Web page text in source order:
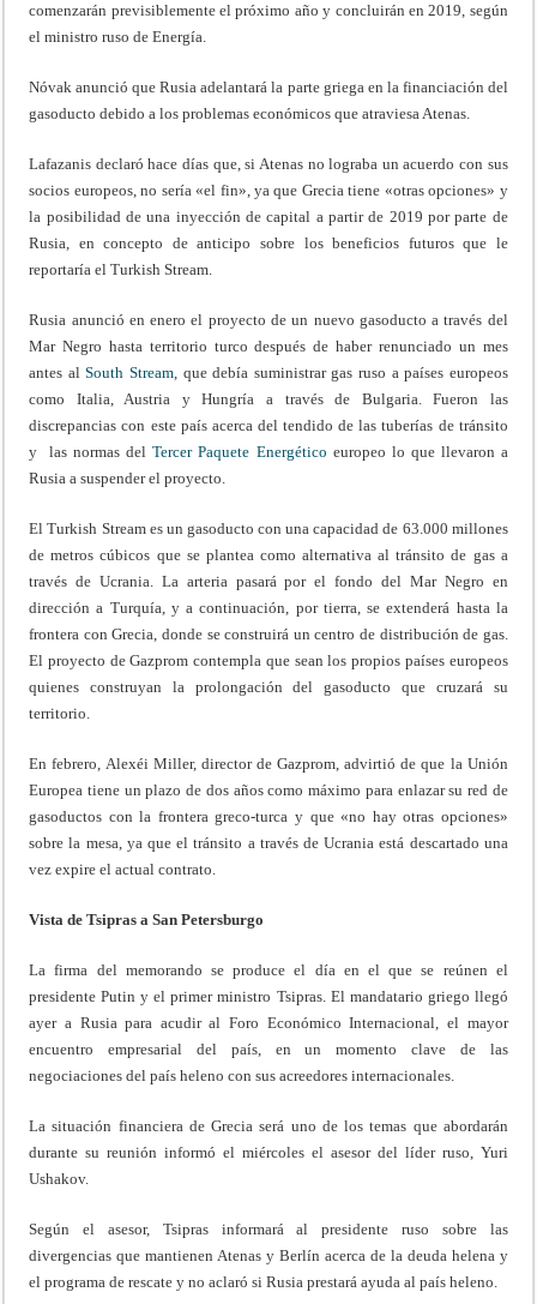
comenzarán previsiblemente el próximo año y concluirán en 2019, según
el ministro ruso de Energía.
Nóvak anunció que Rusia adelantará la parte griega en la financiación del
gasoducto debido a los problemas económicos que atraviesa Atenas.
Lafazanis declaró hace días que, si Atenas no lograba un acuerdo con sus
socios europeos, no sería «el fin», ya que Grecia tiene «otras opciones» y
la posibilidad de una inyección de capital a partir de 2019 por parte de
Rusia, en concepto de anticipo sobre los beneficios futuros que le
reportaría el Turkish Stream.
Rusia anunció en enero el proyecto de un nuevo gasoducto a través del
Mar Negro hasta territorio turco después de haber renunciado un mes
antes alSouth Stream, que debía suministrar gas ruso a países europeos
como Italia, Austria y Hungría a través de Bulgaria. Fueron las
discrepancias con este país acerca del tendido de las tuberías de tránsito
y las normas delTercer Paquete Energético europeo lo que llevaron a
Rusia a suspender el proyecto.
El Turkish Stream es un gasoducto con una capacidad de 63.000 millones
de metros cúbicos que se plantea como alternativa al tránsito de gas a
través de Ucrania. La arteria pasará por el fondo del Mar Negro en
dirección a Turquía, y a continuación, por tierra, se extenderá hasta la
frontera con Grecia, donde se construirá un centro de distribución de gas.
El proyecto de Gazprom contempla que sean los propios países europeos
quienes construyan la prolongación del gasoducto que cruzará su
territorio.
En febrero, Alexéi Miller, director de Gazprom, advirtió de que la Unión
Europea tiene un plazo de dos años como máximo para enlazar su red de
gasoductos con la frontera greco-turca y que «no hay otras opciones»
sobre la mesa, ya que el tránsito a través de Ucrania está descartado una
vez expire el actual contrato.
Vista de Tsipras a San Petersburgo
La firma del memorando se produce el día en el que se reúnen el
presidente Putin y el primer ministro Tsipras. El mandatario griego llegó
ayer a Rusia para acudir al Foro Económico Internacional, el mayor
encuentro empresarial del país, en un momento clave de las
negociaciones del país heleno con sus acreedores internacionales.
La situación financiera de Grecia será uno de los temas que abordarán
durante su reunión informó el miércoles el asesor del líder ruso, Yuri
Ushakov.
Según el asesor, Tsipras informará al presidente ruso sobre las
divergencias que mantienen Atenas y Berlín acerca de la deuda helena y
el programa de rescate y no aclaró si Rusia prestará ayuda al país heleno.